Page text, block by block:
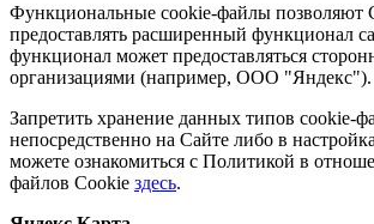
Функциональные cookie-файлы позволяют
предоставлять расширенный функционал
функционал может предоставляться
организациями (например, ООО "Яндекс").
Запретить хранение данных типов cookie-
непосредственно на Сайте либо в
можете ознакомиться с Политикой в
файлов Cookie здесь.